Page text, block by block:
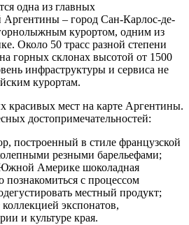
одна из главных
Аргентины – город Сан-Карлос-де-
курортом, одним из
Около 50 трасс разной степени
горных склонах высотой от 1500
инфраструктуры и сервиса не
курортам.
красивых мест на карте Аргентины.
достопримечательностей:
построенный в стиле французской
резными барельефами;
Южной Америке шоколадная
познакомиться с процессом
местный продукт;
экспонатов,
и культуре края.